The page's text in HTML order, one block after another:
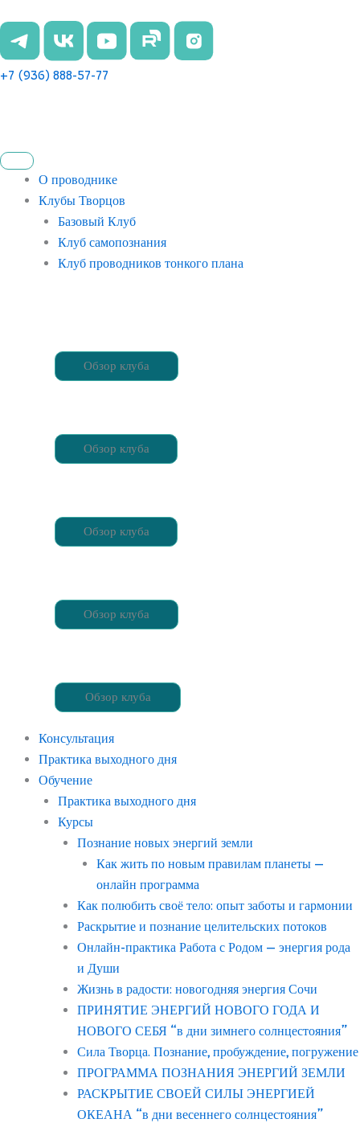
к
содержимому
+7 (936) 888-57-77
О проводнике
Клубы Творцов
Базовый Клуб
Клуб самопознания
Клуб проводников тонкого плана
Обзор клуба
Обзор клуба
Обзор клуба
Обзор клуба
Обзор клуба
Консультация
Практика выходного дня
Обучение
Практика выходного дня
Курсы
Познание новых энергий земли
Как жить по новым правилам планеты —
онлайн программа
Как полюбить своё тело: опыт заботы и гармонии
Раскрытие и познание целительских потоков
Онлайн-практика Работа с Родом — энергия рода
и Души
Жизнь в радости: новогодняя энергия Сочи
ПРИНЯТИЕ ЭНЕРГИЙ НОВОГО ГОДА И
НОВОГО СЕБЯ “в дни зимнего солнцестояния”
Сила Творца. Познание, пробуждение, погружение
ПРОГРАММА ПОЗНАНИЯ ЭНЕРГИЙ ЗЕМЛИ
РАСКРЫТИЕ СВОЕЙ СИЛЫ ЭНЕРГИЕЙ
ОКЕАНА “в дни весеннего солнцестояния”